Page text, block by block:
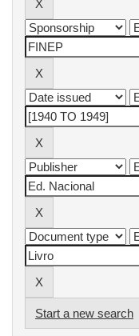
Start a new search